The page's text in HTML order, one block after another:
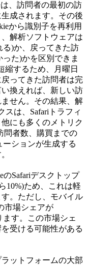
、訪問者の最初の訪
成されます。その後
から識別子を再利用
解析ソフトウェアは
る)か、戻ってきた訪
た)かを区別できま
縮するため、月曜日
ってきた訪問者は完
換えれば、新しい訪
せん。その結果、解
スは、Safariトラフィ
にも多くのメトリク
問者数、購買までの
ーションが生成する
のSafariデスクトップ
10%)ため、これは軽
。ただし、モバイル
市場シェアが
ます。この市場シェ
受ける可能性がある
ットフォームの大部